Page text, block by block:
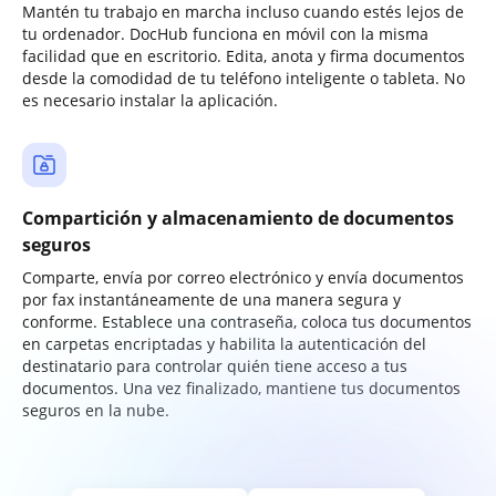
Mantén tu trabajo en marcha incluso cuando estés lejos de
tu ordenador. DocHub funciona en móvil con la misma
facilidad que en escritorio. Edita, anota y firma documentos
desde la comodidad de tu teléfono inteligente o tableta. No
es necesario instalar la aplicación.
Compartición y almacenamiento de documentos
seguros
Comparte, envía por correo electrónico y envía documentos
por fax instantáneamente de una manera segura y
conforme. Establece una contraseña, coloca tus documentos
en carpetas encriptadas y habilita la autenticación del
destinatario para controlar quién tiene acceso a tus
documentos. Una vez finalizado, mantiene tus documentos
seguros en la nube.